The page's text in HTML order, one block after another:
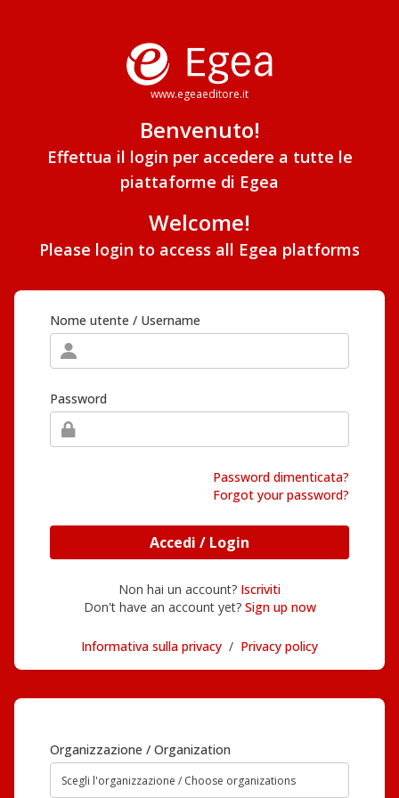
www.egeaeditore.it
Benvenuto!
Effettua il login per accedere a tutte le
piattaforme di Egea
Welcome!
Please login to access all Egea platforms
Nome utente / Username
Password
Password dimenticata?
Forgot your password?
Accedi / Login
Non hai un account? Iscriviti
Don't have an account yet? Sign up now
Informativa sulla privacy / Privacy policy
Organizzazione / Organization